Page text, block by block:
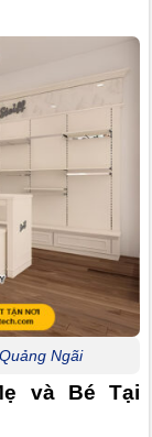
Ngãi
và Bé Tại